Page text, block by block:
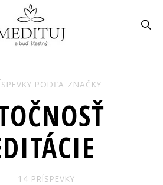
PODĽA ZNAČKY
14 PRÍSPEVKY